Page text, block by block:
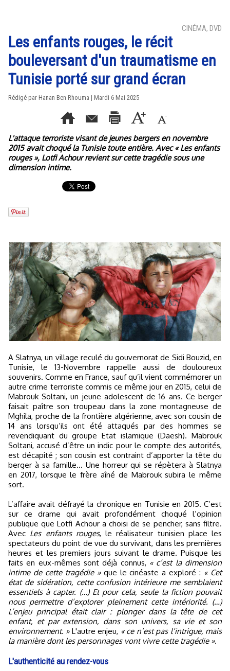
CINÉMA, DVD
Les enfants rouges, le récit
bouleversant d'un traumatisme en
Tunisie porté sur grand écran
Rédigé par Hanan Ben Rhouma | Mardi 6 Mai 2025
L'attaque terroriste visant de jeunes bergers en novembre
2015 avait choqué la Tunisie toute entière. Avec « Les enfants
rouges », Lotfi Achour revient sur cette tragédie sous une
dimension intime.
A Slatnya, un village reculé du gouvernorat de Sidi Bouzid, en
Tunisie, le 13-Novembre rappelle aussi de douloureux
souvenirs. Comme en France, sauf qu’il vient commémorer un
autre crime terroriste commis ce même jour en 2015, celui de
Mabrouk Soltani, un jeune adolescent de 16 ans. Ce berger
faisait paître son troupeau dans la zone montagneuse de
Mghila, proche de la frontière algérienne, avec son cousin de
14 ans lorsqu’ils ont été attaqués par des hommes se
revendiquant du groupe Etat islamique (Daesh). Mabrouk
Soltani, accusé d’être un indic pour le compte des autorités,
est décapité ; son cousin est contraint d’apporter la tête du
berger à sa famille… Une horreur qui se répètera à Slatnya
en 2017, lorsque le frère aîné de Mabrouk subira le même
sort.
L’affaire avait défrayé la chronique en Tunisie en 2015. C’est
sur ce drame qui avait profondément choqué l’opinion
publique que Lotfi Achour a choisi de se pencher, sans filtre.
Avec Les enfants rouges, le réalisateur tunisien place les
spectateurs du point de vue du survivant, dans les premières
heures et les premiers jours suivant le drame. Puisque les
faits en eux-mêmes sont déjà connus, « c’est la dimension
intime de cette tragédie »que le cinéaste a exploré : « Cet
état de sidération, cette confusion intérieure me semblaient
essentiels à capter. (…) Et pour cela, seule la fiction pouvait
nous permettre d’explorer pleinement cette intériorité. (…)
L’enjeu principal était clair : plonger dans la tête de cet
enfant, et par extension, dans son univers, sa vie et son
environnement. »L'autre enjeu, « ce n’est pas l’intrigue, mais
la manière dont les personnages vont vivre cette tragédie ».
L'authenticité au rendez-vous